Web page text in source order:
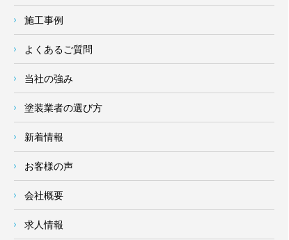
施工事例
よくあるご質問
当社の強み
塗装業者の選び方
新着情報
お客様の声
会社概要
求人情報